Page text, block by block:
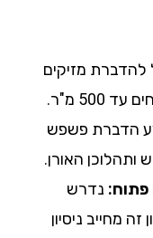
להדברת מזיקים
בדירות מגורים ובבניינים ושטחים עד 500 מ"ר.
הדברת פשפש
ותהלוכן האורן.
פתוח: נדרש
מחייב ניסיון